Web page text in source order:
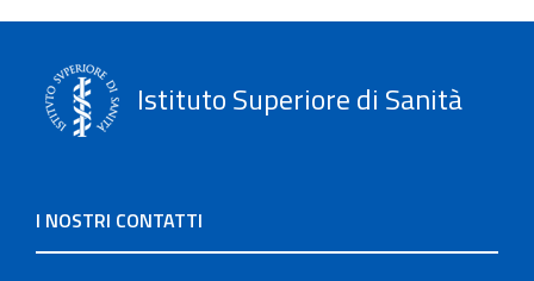
Istituto Superiore di Sanità
I NOSTRI CONTATTI